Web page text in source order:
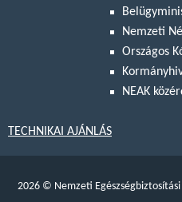
Nemzeti
Országos
NEAK
TECHNIKAI AJÁNLÁS
2026 © Nemzeti